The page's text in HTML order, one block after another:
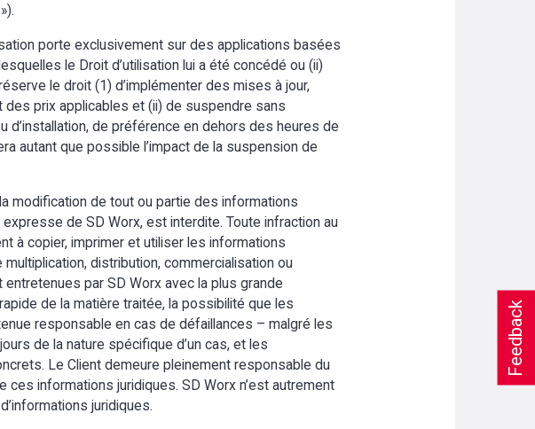
Feedback
porte exclusivement sur des applications basées
le Droit d’utilisation lui a été concédé ou (ii)
le droit (1) d’implémenter des mises à jour,
prix applicables et (ii) de suspendre sans
d’installation, de préférence en dehors des heures de
autant que possible l’impact de la suspension de
modification de tout ou partie des informations
de SD Worx, est interdite. Toute infraction au
à copier, imprimer et utiliser les informations
distribution, commercialisation ou
par SD Worx avec la plus grande
de la matière traitée, la possibilité que les
responsable en cas de défaillances – malgré les
de la nature spécifique d’un cas, et les
Le Client demeure pleinement responsable du
informations juridiques. SD Worx n’est autrement
juridiques.